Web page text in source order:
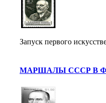
Запуск первого
МАРШАЛЫ СССР В